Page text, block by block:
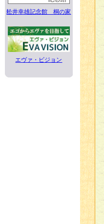
舩井幸雄記念館 桐の家
エヴァ・ビジョン